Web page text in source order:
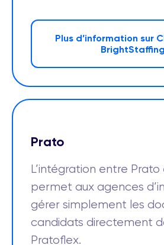
Plus d’information sur
BrightStaffing
Prato
L’intégration entre
permet aux agences
gérer simplement les
candidats directement
Pratoflex.